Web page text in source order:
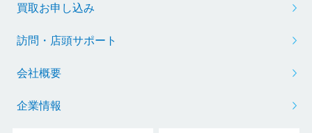
買取お申し込み
訪問・店頭サポート
会社概要
企業情報